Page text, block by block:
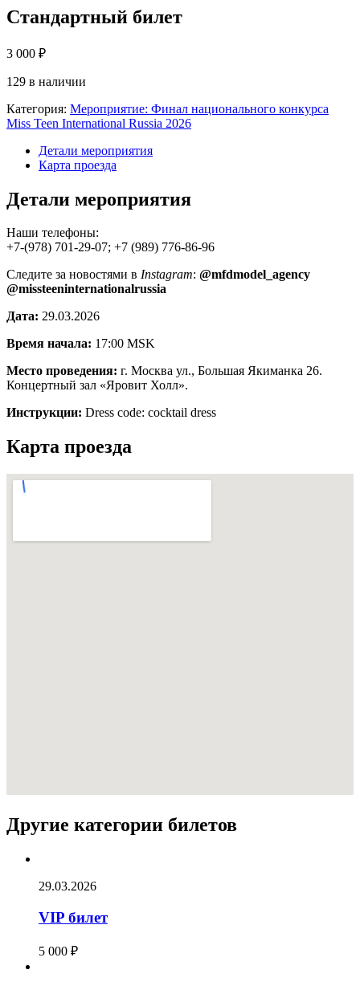
Стандартный билет
3 000 ₽
129 в наличии
Категория: Мероприятие: Финал национального конкурса
Miss Teen International Russia 2026
Детали мероприятия
Карта проезда
Детали мероприятия
Наши телефоны:
+7-(978) 701-29-07; +7 (989) 776-86-96
Следите за новостями в Instagram: @mfdmodel_agency
@missteeninternationalrussia
Дата: 29.03.2026
Время начала: 17:00 MSK
Место проведения: г. Москва ул., Большая Якиманка 26.
Концертный зал «Яровит Холл».
Инструкции: Dress code: cocktail dress
Карта проезда
Другие категории билетов
29.03.2026
VIP билет
5 000 ₽